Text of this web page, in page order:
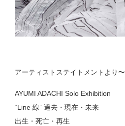
アーティストステイトメントより〜
AYUMI ADACHI Solo Exhibition
“Line 線” 過去・現在・未来
出生・死亡・再生